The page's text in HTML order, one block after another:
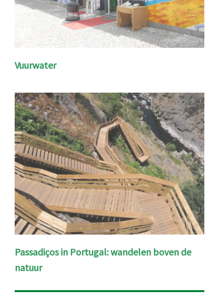
Vuurwater
Passadiços in Portugal: wandelen boven de
natuur